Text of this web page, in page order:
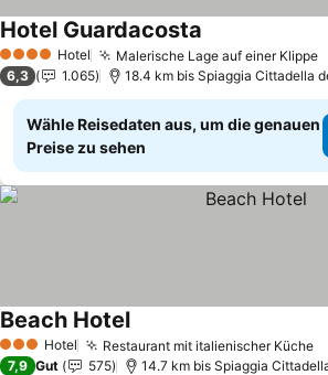
4 Sterne Hotel Malerische Lage auf einer Klippe
Hotel Guardacosta
6,3 1.065 18.4 km bis Spiaggia Cittadella
Wähle Reisedaten aus, um die genauen
Preise zu sehen
3 SterneHotel Restaurant mit italienischer Küche
Beach HotelPreise sehen
7,9 Gut 575 14.7 km bis Spiaggia